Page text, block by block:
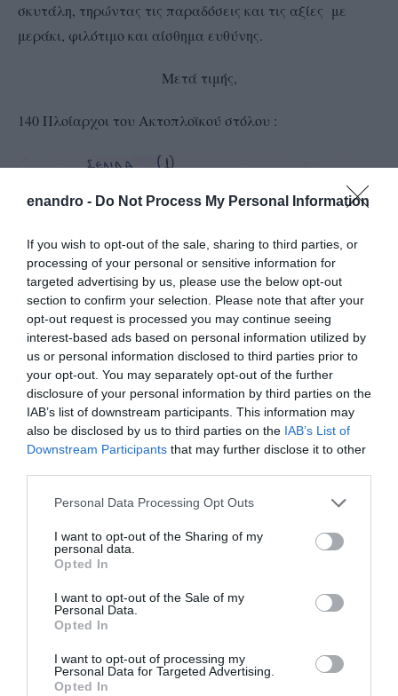
enandro - Do Not Process My Personal Information
If you wish to opt-out of the sale, sharing to third parties, or
processing of your personal or sensitive information for
targeted advertising by us, please use the below opt-out
section to confirm your selection. Please note that after your
opt-out request is processed you may continue seeing
interest-based ads based on personal information utilized by
us or personal information disclosed to third parties prior to
your opt-out. You may separately opt-out of the further
disclosure of your personal information by third parties on the
IAB’s list of downstream participants. This information may
also be disclosed by us to third parties on the IAB’s List of
Downstream Participants that may further disclose it to other
Please note that this website/app uses one or more Google
not limited to your visit or usage behaviour. You may click to
grant or deny consent to Google and its third-party tags to
use your data for below specified purposes in below Google
consent section.
Personal Data Processing Opt Outs
I want to opt-out of the Sharing of my
personal data.
Opted In
I want to opt-out of the Sale of my
Personal Data.
Opted In
I want to opt-out of processing my
Personal Data for Targeted Advertising.
Opted In
σκυτάλη, τηρώντας τις παραδόσεις και τις αξίες με
μεράκι, φιλότιμο και αίσθημα ευθύνης.
Μετά τιμής,
140 Πλοίαρχοι του Ακτοπλοϊκού στόλου :